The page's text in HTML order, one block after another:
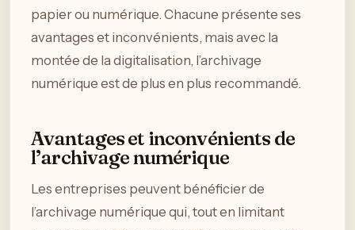
papier ou numérique. Chacune présente ses
avantages et inconvénients, mais avec la
montée de la digitalisation, l’archivage
numérique est de plus en plus recommandé.
Avantages et inconvénients de
l’archivage numérique
Les entreprises peuvent bénéficier de
l’archivage numérique qui, tout en limitant